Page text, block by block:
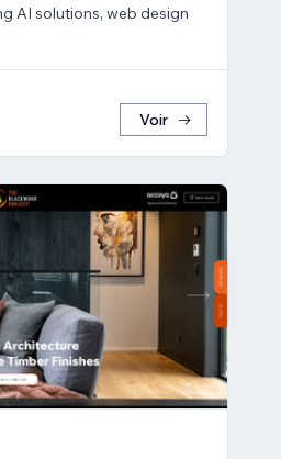
AI solutions, web design
Voir